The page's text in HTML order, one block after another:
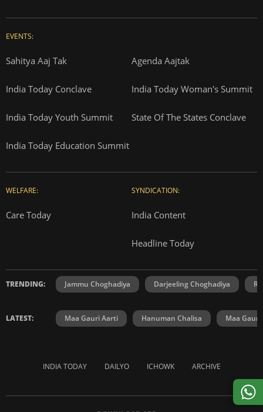
EVENTS:
Sahitya Aaj Tak Agenda Aajtak
India Today Conclave India Today Woman's Summit
India Today Youth Summit State Of The States Conclave
India Today Education Summit
WELFARE:
Care Today
SYNDICATION:
India Content
Headline Today
TRENDING: Jammu Choghadiya Darjeeling Choghadiya
LATEST: Maa Gauri Aarti Hanuman Chalisa Maa Gauri
INDIA TODAY DAILYO ICHOWK ARCHIVE